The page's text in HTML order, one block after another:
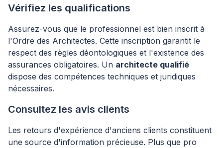
Vérifiez les qualifications
Assurez-vous que le professionnel est bien inscrit à
l'Ordre des Architectes. Cette inscription garantit le
respect des règles déontologiques et l'existence des
assurances obligatoires. Un architecte qualifié
dispose des compétences techniques et juridiques
nécessaires.
Consultez les avis clients
Les retours d'expérience d'anciens clients constituent
une source d'information précieuse. Plus que pro